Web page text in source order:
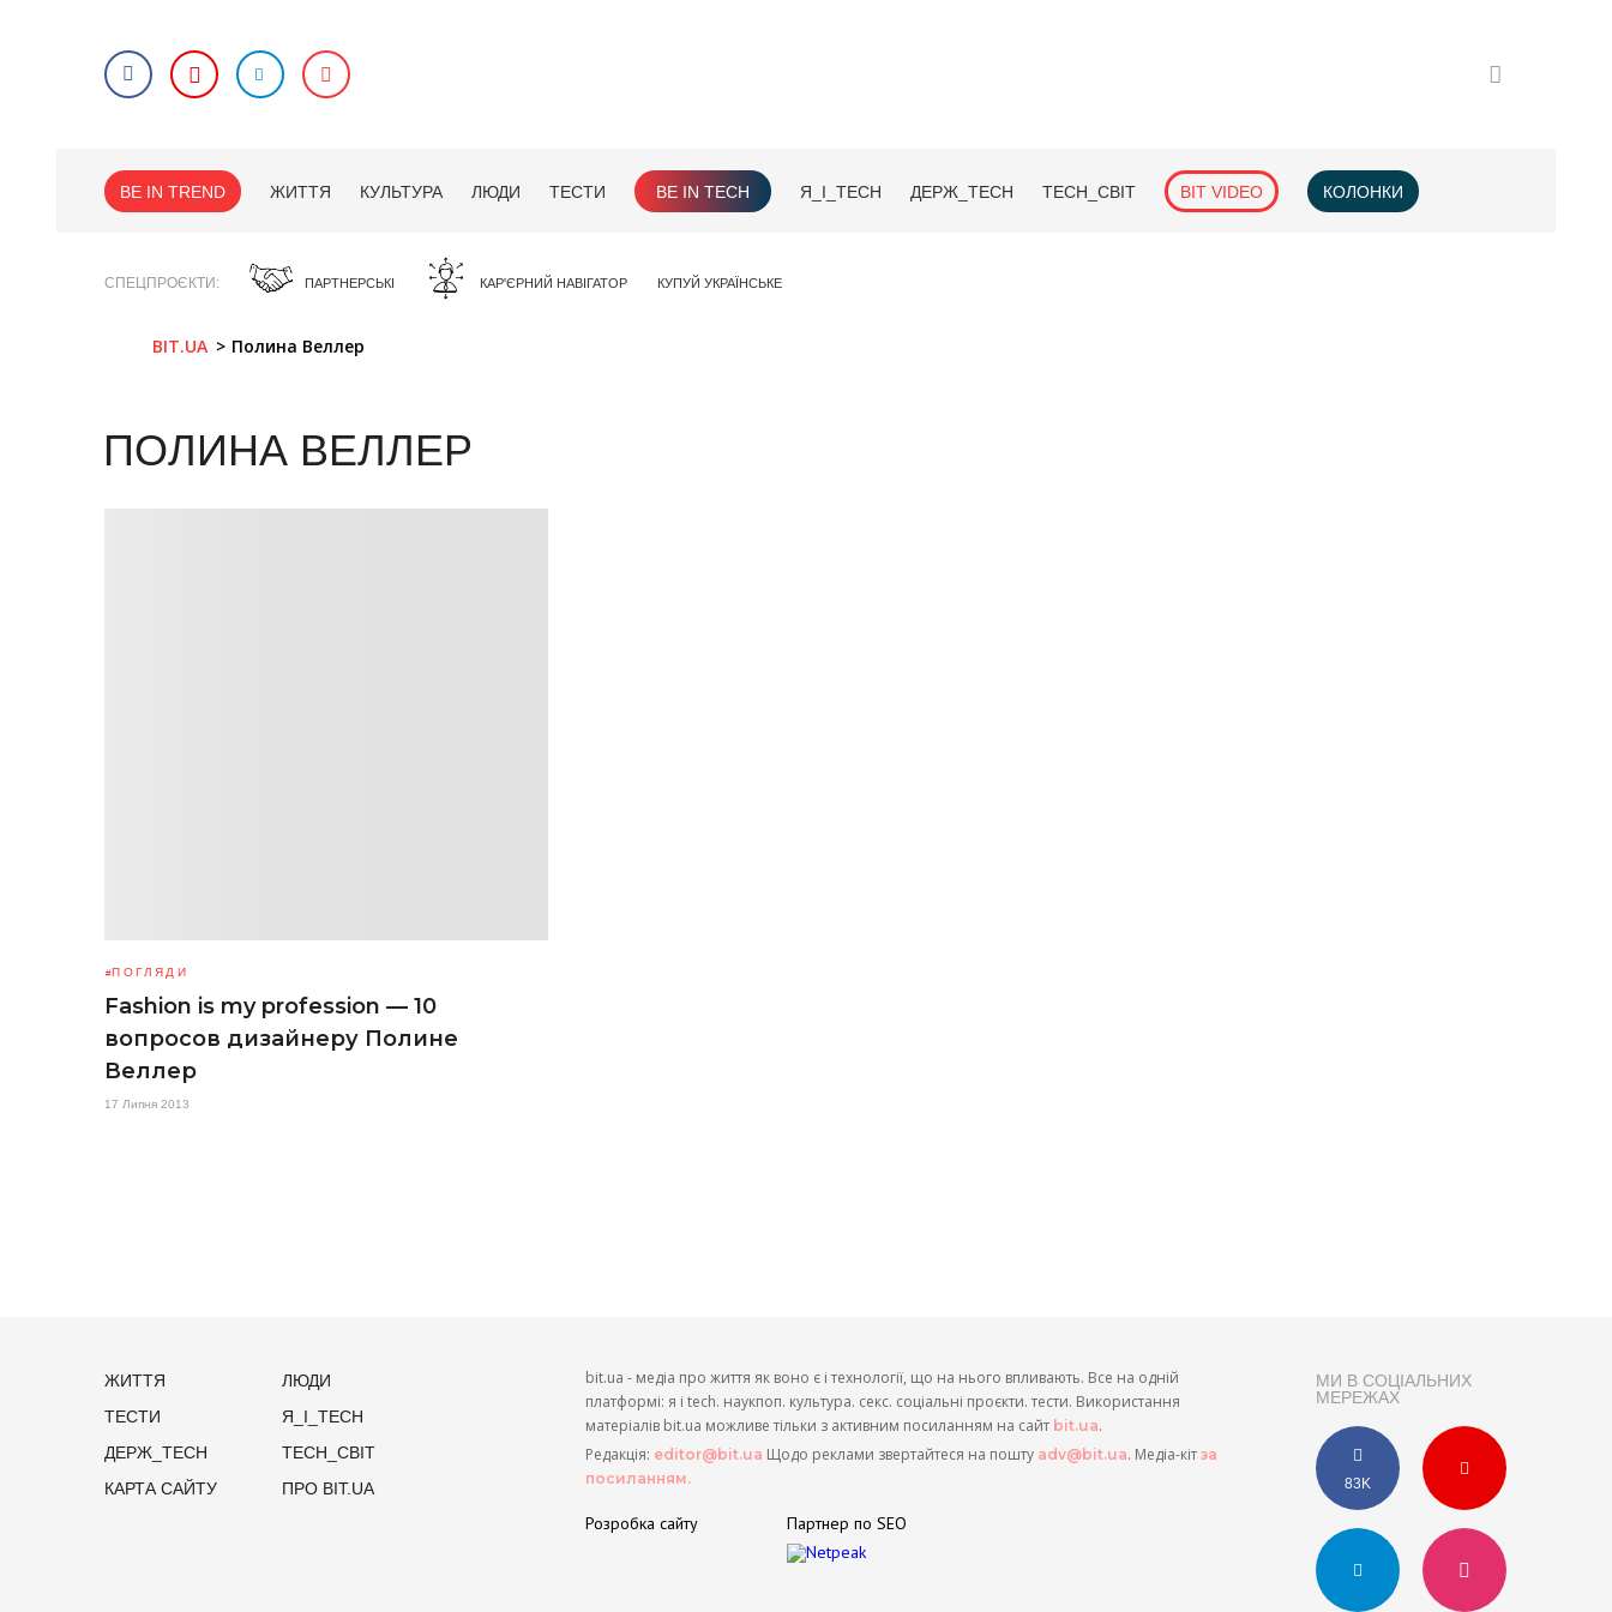
BE IN TREND ЖИТТЯ КУЛЬТУРА ЛЮДИ ТЕСТИ BE IN TECH Я_І_TECH ДЕРЖ_TECH TECH_СВІТ BIT VIDEO КОЛОНКИ
СПЕЦПРОЄКТИ ПАРТНЕРСЬКІ КАР'ЄРНИЙ НАВІГАТОР КУПУЙ УКРАЇНСЬКЕ
BIT.UA Полина Веллер
ПОЛИНА ВЕЛЛЕР
ПОГЛЯДИ
Fashion is my profession — 10
вопросов дизайнеру Полине
Веллер
17 Липня 2013
ЖИТТЯ
ЛЮДИ
ТЕСТИ
Я_І_TECH
ДЕРЖ_TECH
TECH_СВІТ
КАРТА САЙТУ
ПРО BIT.UA
МИ В СОЦІАЛЬНИХ
МЕРЕЖАХ
83K
bit.ua - медіа про життя як воно є і технології, що на нього впливають. Все на одній
платформі: я і tech. наукпоп. культура. секс. соціальні проєкти. тести. Використання
матеріалів bit.ua можливе тільки з активним посиланням на сайт bit.ua.
Редакція: editor@bit.ua Щодо реклами звертайтеся на пошту adv@bit.ua. Медіа-кіт за
посиланням.
Розробка сайту Партнер по SEO